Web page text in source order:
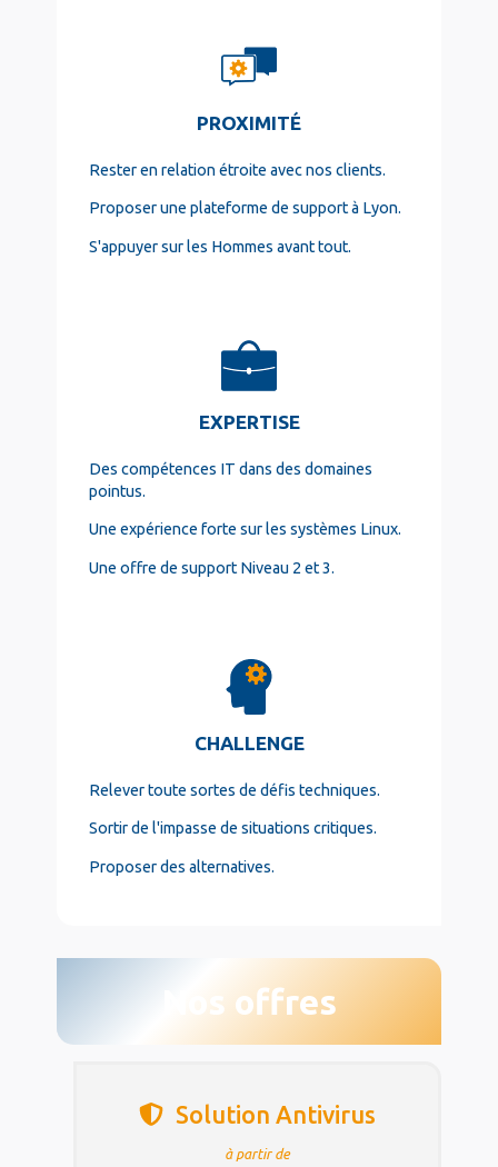
PROXIMITÉ
Rester en relation étroite avec nos clients.
Proposer une plateforme de support à Lyon.
S'appuyer sur les Hommes avant tout.
EXPERTISE
Des compétences IT dans des domaines
pointus.
Une expérience forte sur les systèmes Linux.
Une offre de support Niveau 2 et 3.
CHALLENGE
Relever toute sortes de défis techniques.
Sortir de l'impasse de situations critiques.
Proposer des alternatives.
Nos offres
Solution Antivirus
à partir de